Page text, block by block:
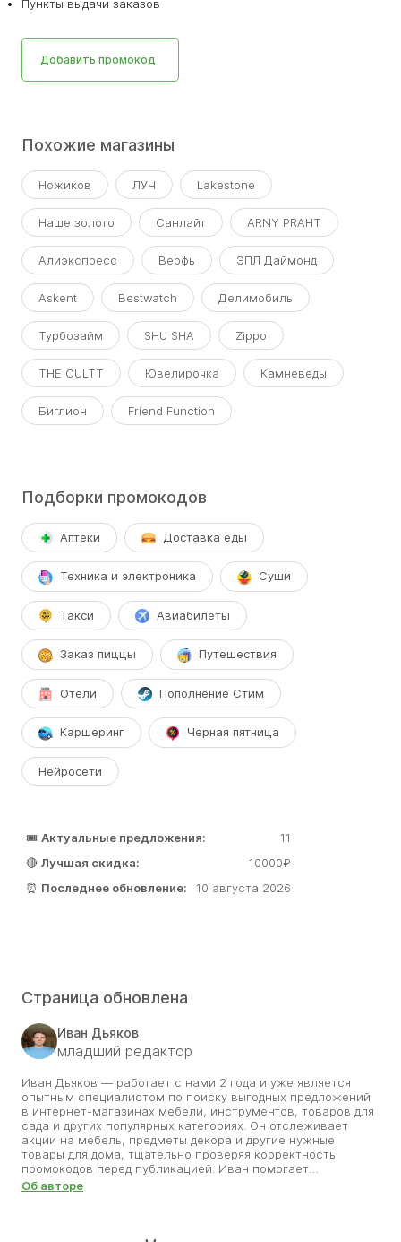
Пункты выдачи заказов
Добавить промокод
Похожие магазины
Ножиков ЛУЧ Lakestone
Наше золото Санлайт ARNY PRAHT
Алиэкспресс Верфь ЭПЛ Даймонд
Askent Bestwatch Делимобиль
Турбозайм SHU SHA Zippo
THE CULTT Ювелирочка Камневеды
Биглион Friend Function
Подборки промокодов
Аптеки Доставка еды
Техника и электроника Суши
Такси Авиабилеты
Заказ пиццы Путешествия
Отели Пополнение Стим
Каршеринг Черная пятница
Нейросети
🎟️ Актуальные предложения:
11
🔴 Лучшая скидка:
10000₽
⏰ Последнее обновление: 10 августа 2026
Страница обновлена
Иван Дьяков
младший редактор
Иван Дьяков — работает с нами 2 года и уже является
опытным специалистом по поиску выгодных предложений
в интернет-магазинах мебели, инструментов, товаров для
сада и других популярных категориях. Он отслеживает
акции на мебель, предметы декора и другие нужные
товары для дома, тщательно проверяя корректность
промокодов перед публикацией. Иван помогает
пользователям выбирать стильные и качественные вещи,
Об авторе